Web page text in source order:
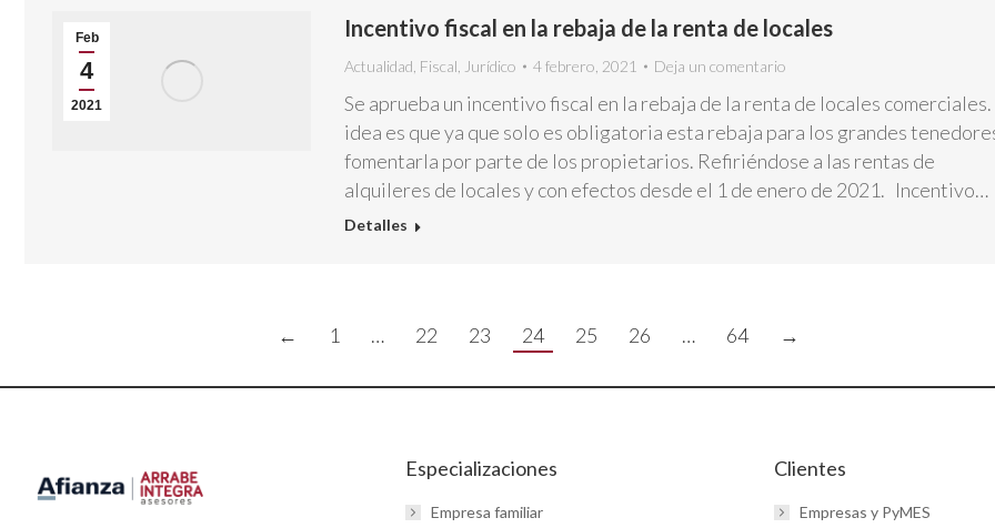
Feb
4
2021
Incentivo fiscal en la rebaja de la renta de locales
Actualidad Fiscal Jurídico 4 febrero, 2021 Deja un comentario
Se aprueba un incentivo fiscal en la rebaja de la renta de locales
idea es que ya que solo es obligatoria esta rebaja para los grandes
fomentarla por parte de los propietarios. Refiriéndose a las rentas de
alquileres de locales y con efectos desde el 1 de enero de 2021. Incentivo…
Detalles
← 1 … 22 23 24 25 26 … 64 →
Especializaciones
Empresa familiar
Clientes
Empresas y PyMES